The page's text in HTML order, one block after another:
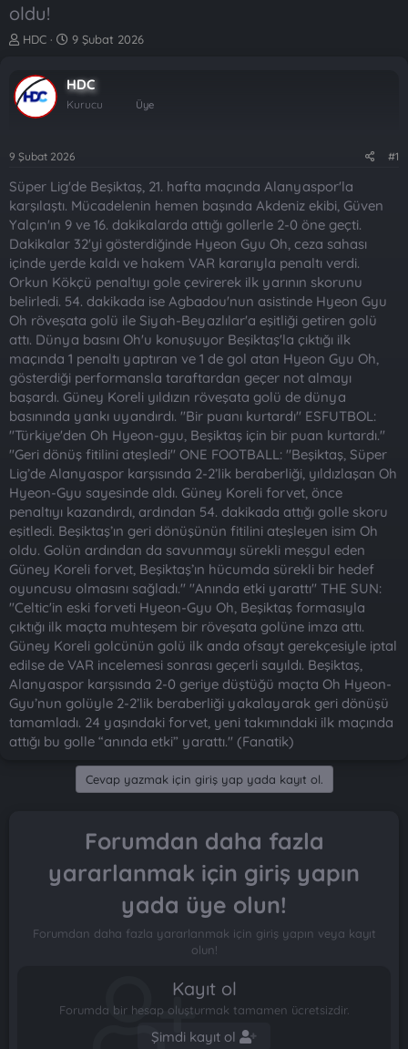
oldu!
K
b
u
y
b
ş
l
a
a
n
HDC
B
l
a
ı
t
a
h
i
9 Şubat 2026
HDC
Kurucu Üye
9 Şubat 2026 #1
Süper Lig'de Beşiktaş, 21. hafta maçında Alanyaspor'la
karşılaştı. Mücadelenin hemen başında Akdeniz ekibi, Güven
Yalçın'ın 9 ve 16. dakikalarda attığı gollerle 2-0 öne geçti.
Dakikalar 32'yi gösterdiğinde Hyeon Gyu Oh, ceza sahası
içinde yerde kaldı ve hakem VAR kararıyla penaltı verdi.
Orkun Kökçü penaltıyı gole çevirerek ilk yarının skorunu
belirledi. 54. dakikada ise Agbadou'nun asistinde Hyeon Gyu
Oh röveşata golü ile Siyah-Beyazlılar'a eşitliği getiren golü
attı. Dünya basını Oh'u konuşuyor Beşiktaş'la çıktığı ilk
maçında 1 penaltı yaptıran ve 1 de gol atan Hyeon Gyu Oh,
gösterdiği performansla taraftardan geçer not almayı
başardı. Güney Koreli yıldızın röveşata golü de dünya
basınında yankı uyandırdı. "Bir puanı kurtardı" ESFUTBOL:
"Türkiye'den Oh Hyeon-gyu, Beşiktaş için bir puan kurtardı."
"Geri dönüş fitilini ateşledi" ONE FOOTBALL: "Beşiktaş, Süper
Lig’de Alanyaspor karşısında 2-2’lik beraberliği, yıldızlaşan Oh
Hyeon-Gyu sayesinde aldı. Güney Koreli forvet, önce
penaltıyı kazandırdı, ardından 54. dakikada attığı golle skoru
eşitledi. Beşiktaş’ın geri dönüşünün fitilini ateşleyen isim Oh
oldu. Golün ardından da savunmayı sürekli meşgul eden
Güney Koreli forvet, Beşiktaş’ın hücumda sürekli bir hedef
oyuncusu olmasını sağladı." "Anında etki yarattı" THE SUN:
"Celtic'in eski forveti Hyeon-Gyu Oh, Beşiktaş formasıyla
çıktığı ilk maçta muhteşem bir röveşata golüne imza attı.
Güney Koreli golcünün golü ilk anda ofsayt gerekçesiyle iptal
edilse de VAR incelemesi sonrası geçerli sayıldı. Beşiktaş,
Alanyaspor karşısında 2-0 geriye düştüğü maçta Oh Hyeon-
Gyu’nun golüyle 2-2’lik beraberliği yakalayarak geri dönüşü
tamamladı. 24 yaşındaki forvet, yeni takımındaki ilk maçında
attığı bu golle “anında etki” yarattı." (Fanatik)
Cevap yazmak için giriş yap yada kayıt ol.
Forumdan daha fazla
yararlanmak için giriş yapın
yada üye olun!
Forumdan daha fazla yararlanmak için giriş yapın veya kayıt
olun!
Kayıt ol
Forumda bir hesap oluşturmak tamamen ücretsizdir.
Şimdi kayıt ol